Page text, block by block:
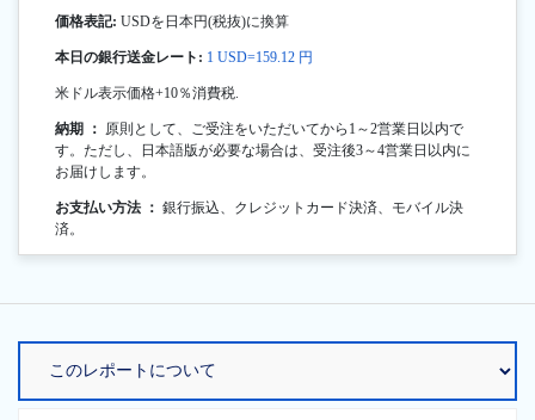
価格表記: USDを日本円(税抜)に換算
本日の銀行送金レート: 1 USD=159.12 円
米ドル表示価格+10％消費税.
納期 ： 原則として、ご受注をいただいてから1～2営業日以内で
す。ただし、日本語版が必要な場合は、受注後3～4営業日以内に
お届けします。
お支払い方法 ： 銀行振込、クレジットカード決済、モバイル決
済。